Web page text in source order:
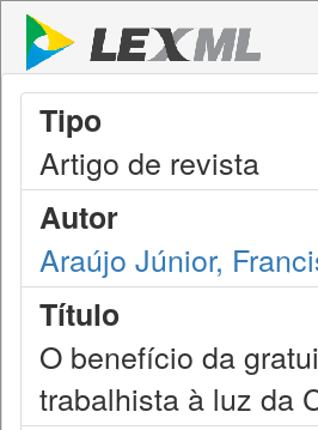
Tipo
Artigo de revista
Autor
Araújo Júnior,
Título
O benefício da
trabalhista à luz da